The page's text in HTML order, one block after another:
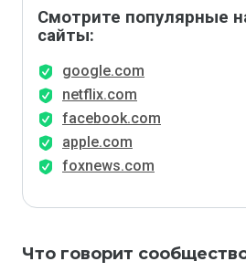
Смотрите популярные
сайты:
google.com
netflix.com
facebook.com
apple.com
foxnews.com
Что говорит